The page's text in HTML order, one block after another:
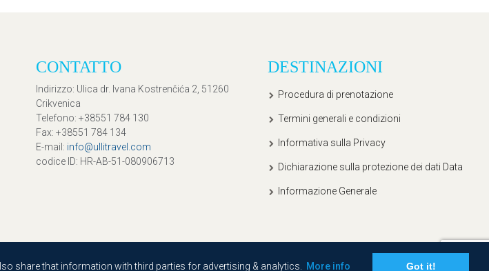
share that information with third parties for advertising & analytics. More info Got it!
CONTATTO
Indirizzo: Ulica dr. Ivana Kostrenčića 2, 51260
Crikvenica
Telefono: +38551 784 130
Fax: +38551 784 134
E-mail : info@ullitravel.com
codice ID: HR-AB-51-080906713
DESTINAZIONI
Procedura di prenotazione
Termini generali e condizioni
Informativa sulla Privacy
Dichiarazione sulla protezione dei dati Data
Informazione Generale